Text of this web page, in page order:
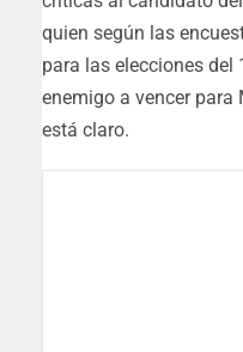
quien según las
para las elecciones del
enemigo a vencer para
está claro.